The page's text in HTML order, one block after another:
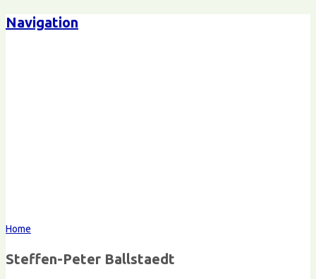
Navigation
Home
Steffen-Peter Ballstaedt